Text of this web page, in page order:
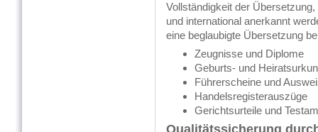
Vollständigkeit der
und international anerkannt
eine beglaubigte Übersetzung
Zeugnisse und Diplome
Geburts- und
Führerscheine und
Handelsregisterauszüge
Gerichtsurteile und
Qualitätssicherung